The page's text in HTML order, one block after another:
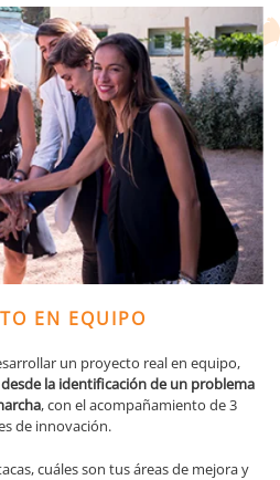
EN EQUIPO
un proyecto real en equipo,
desde la identificación de un problema
, con el acompañamiento de 3
de innovación.
cuáles son tus áreas de mejora y